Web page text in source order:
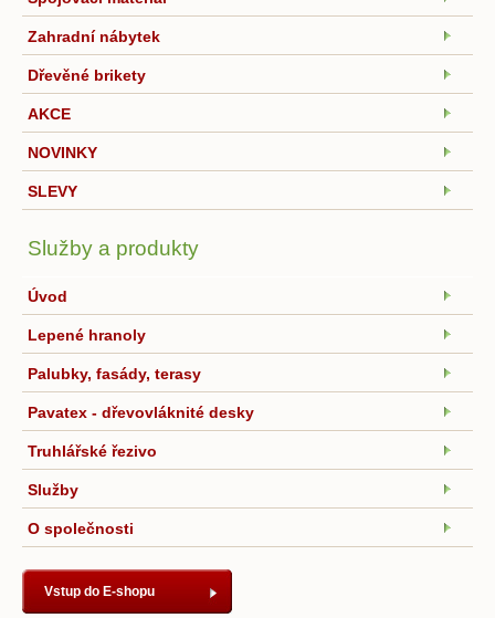
Zahradní nábytek
Dřevěné brikety
AKCE
NOVINKY
SLEVY
Služby a produkty
Úvod
Lepené hranoly
Palubky, fasády, terasy
Pavatex - dřevovláknité desky
Truhlářské řezivo
Služby
O společnosti
Vstup do E-shopu